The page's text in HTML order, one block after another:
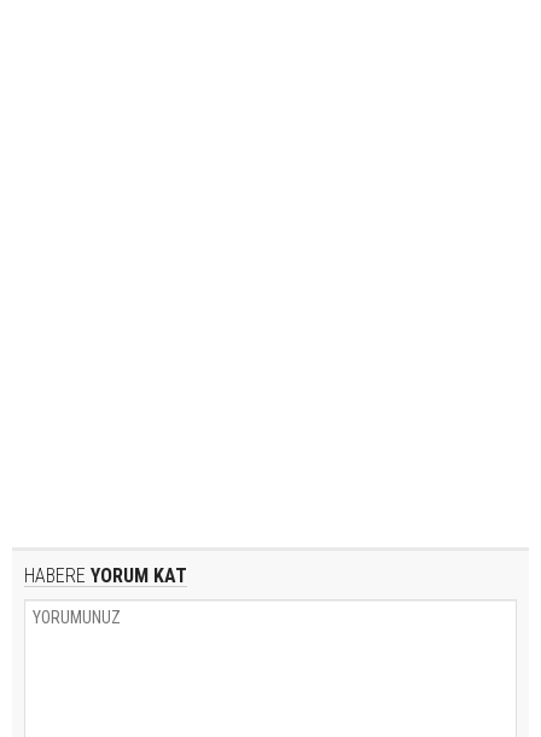
HABERE YORUM KAT